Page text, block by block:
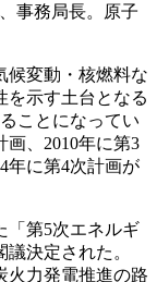
事務局長。原子
候変動・核燃料な
を示す土台となる
ことになってい
画、2010年に第3
年に第4次計画が
「第5次エネルギ
決定された。
力発電推進の路